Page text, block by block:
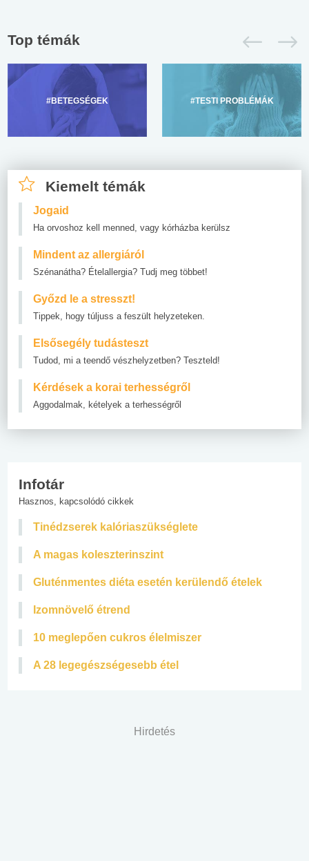
Top témák
#BETEGSÉGEK #TESTI PROBLÉMÁK
Kiemelt témák
Jogaid
Ha orvoshoz kell menned, vagy kórházba kerülsz
Mindent az allergiáról
Szénanátha? Ételallergia? Tudj meg többet!
Győzd le a stresszt!
Tippek, hogy túljuss a feszült helyzeteken.
Elsősegély tudásteszt
Tudod, mi a teendő vészhelyzetben? Teszteld!
Kérdések a korai terhességről
Aggodalmak, kételyek a terhességről
Infotár
Hasznos, kapcsolódó cikkek
Tinédzserek kalóriaszükséglete
A magas koleszterinszint
Gluténmentes diéta esetén kerülendő ételek
Izomnövelő étrend
10 meglepően cukros élelmiszer
A 28 legegészségesebb étel
Hirdetés